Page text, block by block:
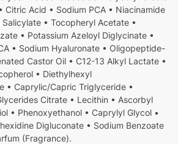
Citric Acid • Sodium PCA • Niacinamide
• Tocopheryl Acetate •
• Potassium Azeloyl Diglycinate •
• Sodium Hyaluronate • Oligopeptide-
Castor Oil • C12-13 Alkyl Lactate •
• Diethylhexyl
• Caprylic/Capric Triglyceride •
Citrate • Lecithin • Ascorbyl
• Phenoxyethanol • Caprylyl Glycol •
Digluconate • Sodium Benzoate
(Fragrance).